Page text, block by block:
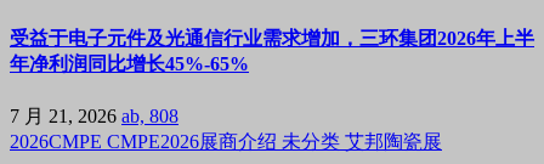
受益于电子元件及光通信行业需求增加，三环集团2026年上半
年净利润同比增长45%-65%
7 月 21, 2026 ab, 808
2026CMPE CMPE2026展商介绍 未分类 艾邦陶瓷展